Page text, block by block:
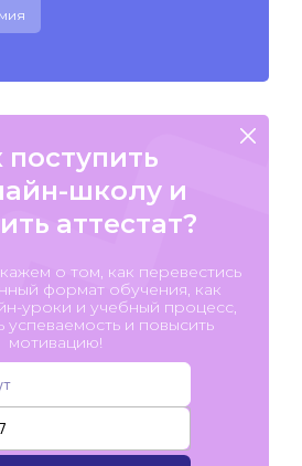
поступить
школу и
аттестат?
о том, как перевестись
формат обучения, как
уроки и учебный процесс,
успеваемость и повысить
мотивацию!